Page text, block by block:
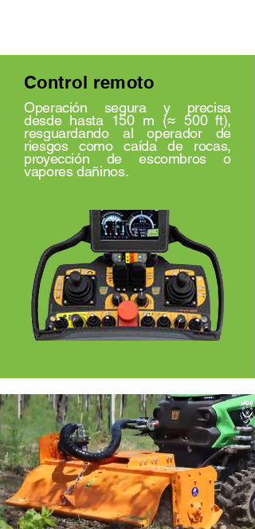
Control remoto
Operación segura y precisa
desde hasta 150 m (≈ 500 ft),
resguardando al operador de
riesgos como caída de rocas,
proyección de escombros o
vapores dañinos.